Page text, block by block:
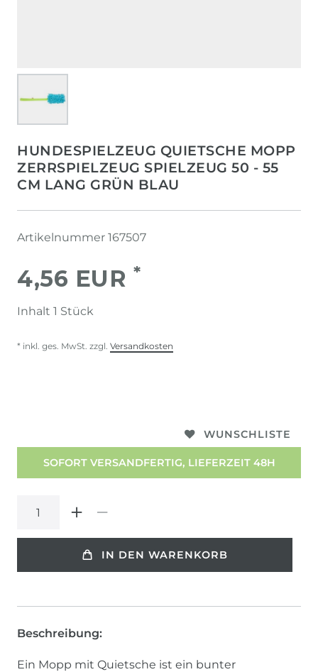
HUNDESPIELZEUG QUIETSCHE MOPP
ZERRSPIELZEUG SPIELZEUG 50 - 55
CM LANG GRÜN BLAU
Artikelnummer 167507
4,56 EUR *
Inhalt 1 Stück
* inkl. ges. MwSt. zzgl. Versandkosten
WUNSCHLISTE
SOFORT VERSANDFERTIG, LIEFERZEIT 48H
IN DEN WARENKORB
Beschreibung:
Ein Mopp mit Quietsche ist ein bunter